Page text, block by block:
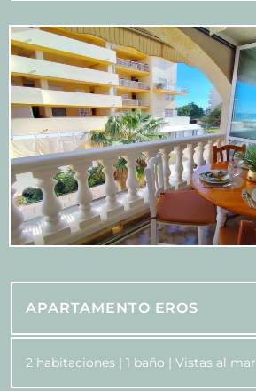
APARTAMENTO EROS
2 habitaciones | 1 baño | Vistas al mar